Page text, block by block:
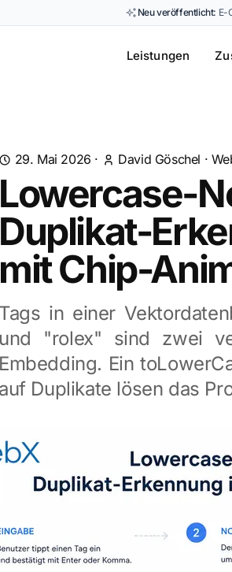
Neu veröffentlicht: E-
Leistungen
29. Mai 2026 · David Göschel ·
Lowercase-
Duplikat-
mit Chip-
Tags in einer
und "rolex" sind zwei
Embedding. Ein
auf Duplikate lösen das